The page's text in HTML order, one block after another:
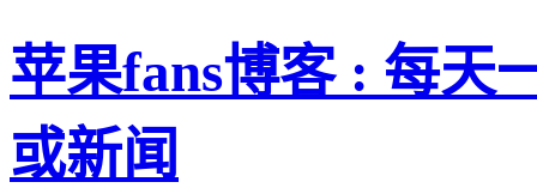
苹果fans博客 : 每天
或新闻